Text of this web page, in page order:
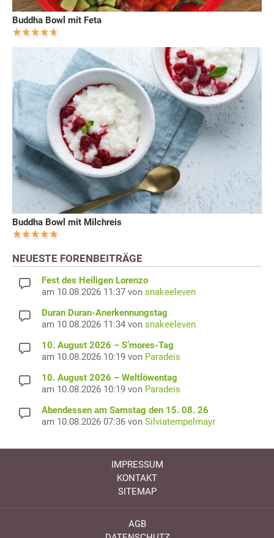
Buddha Bowl mit Feta
Buddha Bowl mit Milchreis
NEUESTE FORENBEITRÄGE
Fest des Heiligen Lorenzo
am 10.08.2026 11:37 von snakeeleven
Duran Duran-Anerkennungstag
am 10.08.2026 11:34 von snakeeleven
10. August 2026 – S’mores-Tag
am 10.08.2026 10:19 von Paradeis
10. August 2026 – Weltlöwentag
am 10.08.2026 10:19 von Paradeis
Abendessen am Samstag den 15. 08. 26
am 10.08.2026 07:36 von Silviatempelmayr
IMPRESSUM
KONTAKT
SITEMAP
AGB